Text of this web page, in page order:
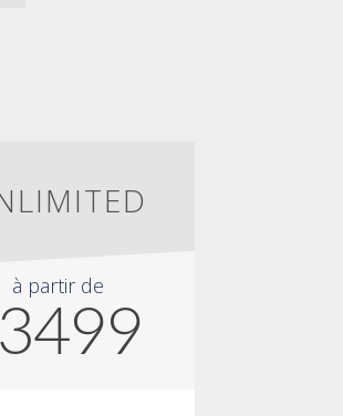
à partir de
3499